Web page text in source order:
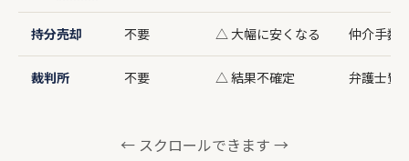
持分売却 不要 △ 大幅に安くなる 仲介手数
裁判所 不要 △ 結果不確定 弁護士費
← スクロールできます →